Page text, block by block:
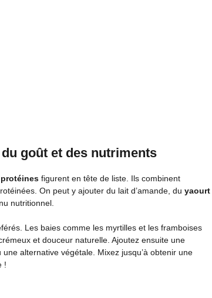
goût et des nutriments
figurent en tête de liste. Ils combinent
On peut y ajouter du lait d’amande, du yaourt
nutritionnel.
Les baies comme les myrtilles et les framboises
et douceur naturelle. Ajoutez ensuite une
alternative végétale. Mixez jusqu’à obtenir une
!